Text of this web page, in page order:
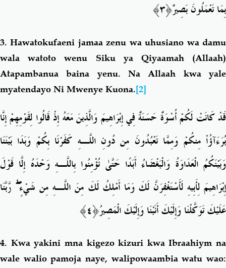
بِمَا تَعْمَلُونَ بَصِيرٌ﴿٣﴾
3.Hawatokufaeni jamaa zenu wa uhusiano wa damu
wala watoto wenu
Siku ya Qiyaamah (Allaah)
Atapambanua baina yenu. Na Allaah kwa yale
myatendayo Ni Mwenye Kuona.[2]
قَدْ كَانَتْ لَكُمْ أُسْوَةٌ حَسَنَةٌ فِي إِبْرَاهِيمَ وَالَّذِينَ مَعَهُ إِذْ قَالُوا لِقَوْمِهِمْ إِنَّا
بُرَءَآؤُاْ مِنكُمْ وَمِمَّا تَعْبُدُونَ مِن دُونِ اللَّـهِ كَفَرْنَا بِكُمْ وَبَدَا بَيْنَنَا
وَبَيْنَكُمُ الْعَدَاوَةُ وَالْبَغْضَاءُ أَبَدًا حَتَّىٰ تُؤْمِنُوا بِاللَّـهِ وَحْدَهُ إِلَّا قَوْلَ
إِبْرَاهِيمَ لِأَبِيهِ لَأَسْتَغْفِرَنَّ لَكَ وَمَا أَمْلِكُ لَكَ مِنَ اللَّـهِ مِن شَيْءٍۖ رَّبَّنَا
عَلَيْكَ تَوَكَّلْنَا وَإِلَيْكَ أَنَبْنَا وَإِلَيْكَ الْمَصِيرُ﴿٤﴾
4. Kwa yakini mna kigezo kizuri kwa Ibraahiym na
wale walio pamoja naye, walipowaambia watu wao: